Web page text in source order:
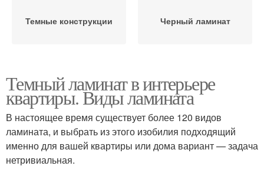
Темные конструкции Черный ламинат
Темный ламинат в интерьере
квартиры. Виды ламината
В настоящее время существует более 120 видов
ламината, и выбрать из этого изобилия подходящий
именно для вашей квартиры или дома вариант — задача
нетривиальная.